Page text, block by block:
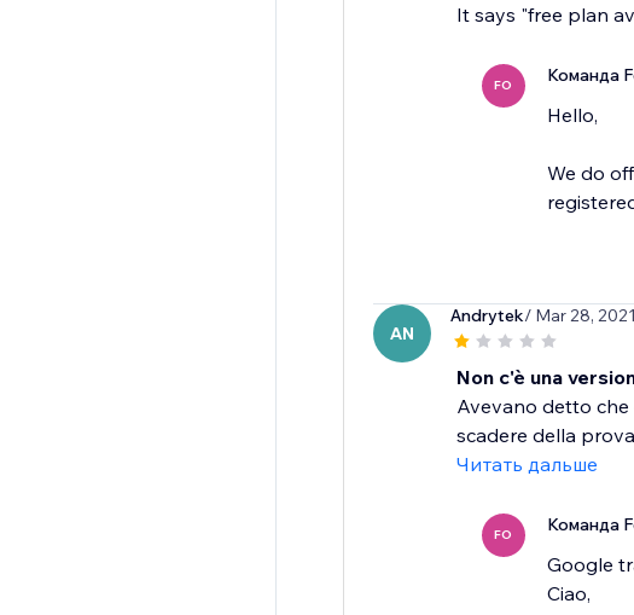
It says "free plan
FO Команда
Hello,
We do
AN
Andrytek/ Mar 28, 2021
Non c'è una
Avevano detto che
scadere della
Читать дальше
FO Команда
Google
Ciao,